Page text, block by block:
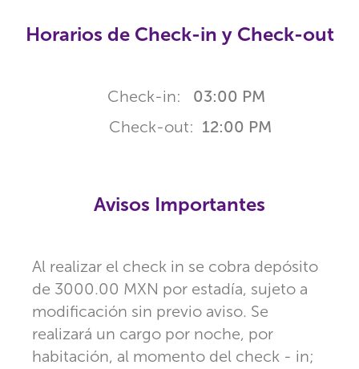
Horarios de Check-in y Check-out
Check-in: 03:00 PM
Check-out: 12:00 PM
Avisos Importantes
Al realizar el check in se cobra depósito
de 3000.00 MXN por estadía, sujeto a
modificación sin previo aviso. Se
realizará un cargo por noche, por
habitación, al momento del check - in;